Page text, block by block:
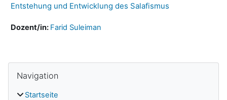
Entstehung und Entwicklung des Salafismus
Dozent/in: Farid Suleiman
Navigation
Startseite